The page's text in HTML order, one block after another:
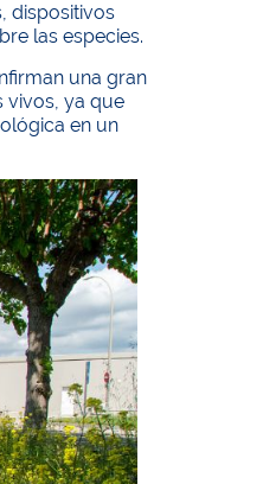
dispositivos
las especies.
una gran
vivos, ya que
en un